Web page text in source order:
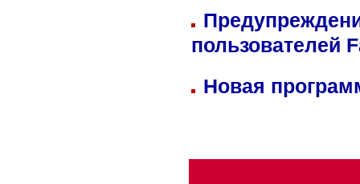
пользователей
Новая